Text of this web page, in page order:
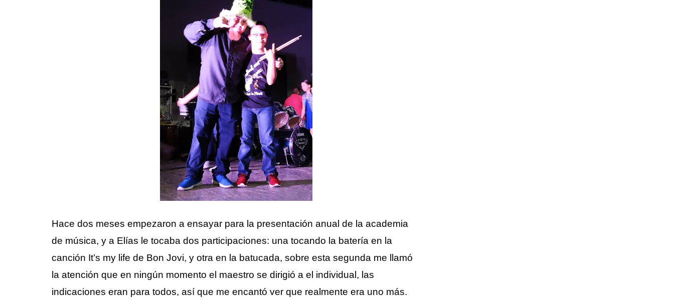
Hace dos meses empezaron a ensayar para la presentación anual de la academia
de música, y a Elías le tocaba dos participaciones: una tocando la batería en la
canción It’s my life de Bon Jovi, y otra en la batucada, sobre esta segunda me llamó
la atención que en ningún momento el maestro se dirigió a el individual, las
indicaciones eran para todos, así que me encantó ver que realmente era uno más.